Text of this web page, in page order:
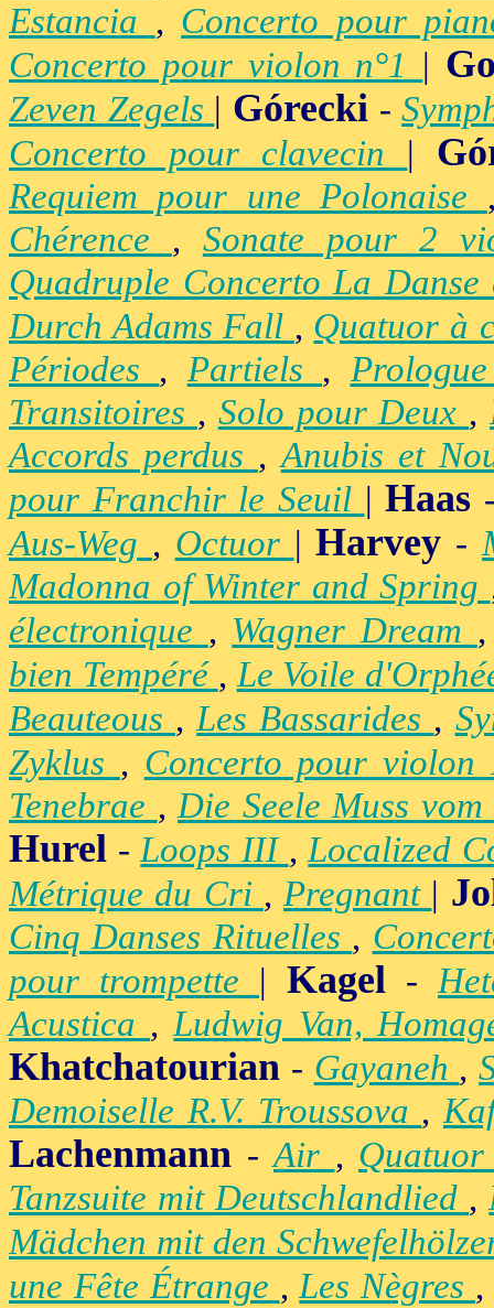
Estancia , Concerto pour
Concerto pour violon n°1 |
Zeven Zegels | Górecki-
Concerto pour clavecin |
Requiem pour une Polonaise
Chérence , Sonate pour 2
Quadruple Concerto La
Durch Adams Fall , Quatuor à
Périodes , Partiels ,
Transitoires , Solo pour Deux ,
Accords perdus ,Anubis et
pour Franchir le Seuil |Haas
Aus-Weg , Octuor |Harvey -
Madonna of Winter and Spring
électronique , Wagner Dream
bien Tempéré ,Le Voile
Beauteous ,Les Bassarides ,
Zyklus , Concerto pour
Tenebrae ,Die Seele Muss
Hurel -Loops III ,Localized
Métrique du Cri ,Pregnant |
Cinq Danses Rituelles ,
pour trompette | Kagel -
Acustica ,Ludwig Van,
Khatchatourian - Gayaneh ,
Demoiselle R.V. Troussova ,
Lachenmann -Air ,
Tanzsuite mit Deutschlandlied ,
Mädchen mit den
une Fête Étrange ,Les Nègres ,